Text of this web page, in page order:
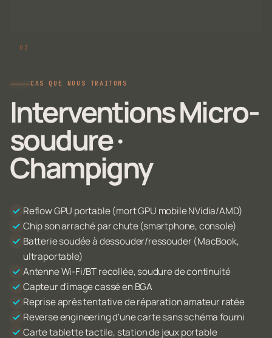
CAS QUE NOUS TRAITONS
Interventions Micro-
soudure ·
Champigny
Reflow GPU portable (mort GPU mobile NVidia/AMD)
Chip son arraché par chute (smartphone, console)
Batterie soudée à dessouder/ressouder (MacBook,
ultraportable)
Antenne Wi-Fi/BT recollée, soudure de continuité
Capteur d'image cassé en BGA
Reprise après tentative de réparation amateur ratée
Reverse engineering d'une carte sans schéma fourni
Carte tablette tactile, station de jeux portable